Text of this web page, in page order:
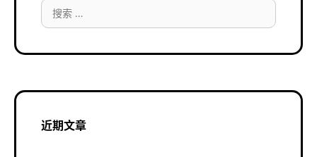
搜
索：
近期文章